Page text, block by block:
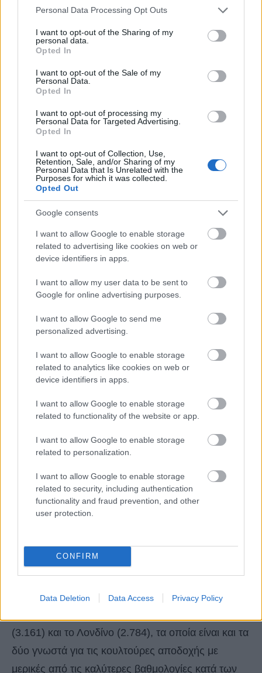
Please note that this website/app uses one or more Google
not limited to your visit or usage behaviour. You may click to
grant or deny consent to Google and its third-party tags to
use your data for below specified purposes in below Google
consent section.
Personal Data Processing Opt Outs
I want to opt-out of the Sharing of my
personal data.
Opted In
I want to opt-out of the Sale of my
Personal Data.
Opted In
I want to opt-out of processing my
Personal Data for Targeted Advertising.
Opted In
I want to opt-out of Collection, Use,
Retention, Sale, and/or Sharing of my
Personal Data that Is Unrelated with the
Purposes for which it was collected.
Opted Out
Google consents
I want to allow Google to enable storage
related to advertising like cookies on web or
device identifiers in apps.
I want to allow my user data to be sent to
Google for online advertising purposes.
I want to allow Google to send me
personalized advertising.
I want to allow Google to enable storage
related to analytics like cookies on web or
device identifiers in apps.
I want to allow Google to enable storage
related to functionality of the website or app.
I want to allow Google to enable storage
related to personalization.
I want to allow Google to enable storage
related to security, including authentication
functionality and fraud prevention, and other
user protection.
CONFIRM
Data Deletion Data Access Privacy Policy
Με μια μακρά ιστορία LGBTQ+ ακτιβισμού που
χρονολογείται από τις ταραχές του Stonewall το
1969, δεν αποτελεί έκπληξη το γεγονός ότι η Νέα
Υόρκη (3.557) δεν είναι μόνο η κορυφαία πόλη των
ΗΠΑ για LGBTG+ ραντεβού, αλλά και η κορυφαία
πόλη παγκοσμίως. Με συνολικά 27 LGBTQ+ μπαρ
και κλαμπ στην πόλη, υπάρχουν πολλές περιοχές
Stonewall Inn να αποτελούν εμβληματικό κομμάτι
της queer ιστορίας. Υπάρχουν επίσης πολλά
LGBTQ+ φεστιβάλ που μπορείτε να
παρακολουθήσετε καθ’ όλη τη διάρκεια του έτους,
ανεξάρτητα από τα ενδιαφέροντά σας –
συμπεριλαμβανομένου του Φεστιβάλ
Άμστερνταμ (3.242) κατατάσσονται στη δεύτερη και
ζωντανές και ποικίλες κοινότητες για να γίνετε
μέρος τους. Η queer νυχτερινή ζωή του Βερολίνου
είναι αναμφισβήτητα η πιο ακμάζουσα της
Ευρώπης με 14 κλαμπ και μπαρ που αναφέρονται
στο TripAdvisor – φροντίστε να επισκεφθείτε τη
συνοικία Schöneberg, η οποία αποτελεί την καρδιά
της LGBTQ+ κουλτούρας του Βερολίνου. Το
Άμστερνταμ είναι ένας άλλος ευρωπαϊκός
πρωτοπόρος στην ιστορία των LGBTQ+, καθώς
2001 – και με 16 LGBTQ+ μπαρ, υπάρχουν πολλά
στέκια σε όλη την πόλη για να συναντήσετε
(3.161) και το Λονδίνο (2.784), τα οποία είναι και τα
δύο γνωστά για τις κουλτούρες αποδοχής με
μερικές από τις καλύτερες βαθμολογίες κατά των